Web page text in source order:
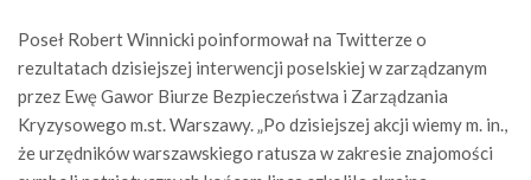
Poseł Robert Winnicki poinformował na Twitterze o
rezultatach dzisiejszej interwencji poselskiej w zarządzanym
przez Ewę Gawor Biurze Bezpieczeństwa i Zarządzania
Kryzysowego m.st. Warszawy. „Po dzisiejszej akcji wiemy m. in.,
że urzędników warszawskiego ratusza w zakresie znajomości